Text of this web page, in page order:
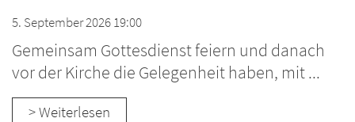
5. September 2026 19:00
Gemeinsam Gottesdienst feiern und danach
vor der Kirche die Gelegenheit haben, mit ...
> Weiterlesen